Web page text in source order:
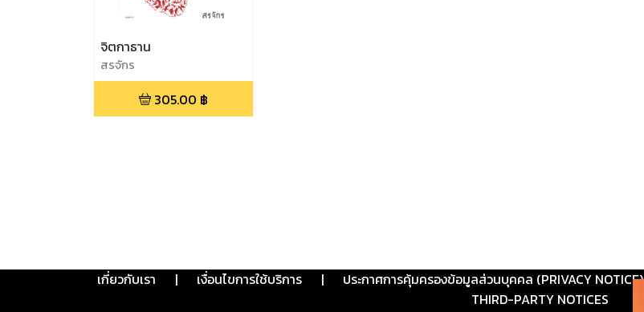
จิตกาธาน
สรจักร
305.00 ฿
เกี่ยวกับเรา | เงื่อนไขการใช้บริการ | ประกาศการคุ้มครองข้อมูลส่วนบุคคล (PRIVACY NOTICE)
THIRD-PARTY NOTICES